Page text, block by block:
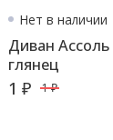
Нет в наличии
Диван
глянец
1 ₽ 1 ₽